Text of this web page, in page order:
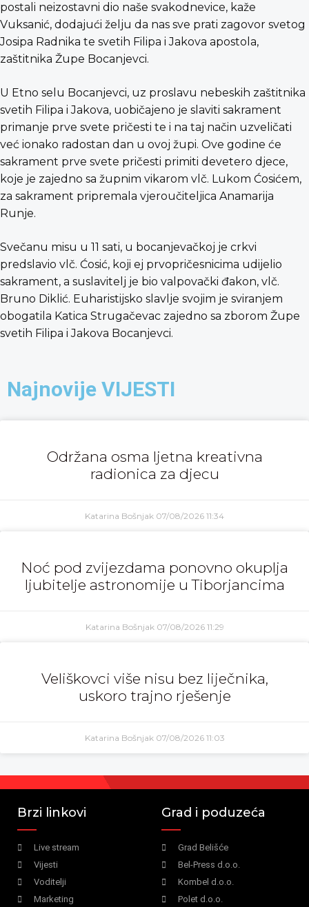
postali neizostavni dio naše svakodnevice, kaže
Vuksanić, dodajući želju da nas sve prati zagovor svetog
Josipa Radnika te svetih Filipa i Jakova apostola,
zaštitnika Župe Bocanjevci.
U Etno selu Bocanjevci, uz proslavu nebeskih zaštitnika
svetih Filipa i Jakova, uobičajeno je slaviti sakrament
primanje prve svete pričesti te i na taj način uzveličati
već ionako radostan dan u ovoj župi. Ove godine će
sakrament prve svete pričesti primiti devetero djece,
koje je zajedno sa župnim vikarom vlč. Lukom Ćosićem,
za sakrament pripremala vjeroučiteljica Anamarija
Runje.
Svečanu misu u 11 sati, u bocanjevačkoj je crkvi
predslavio vlč. Ćosić, koji ej prvopričesnicima udijelio
sakrament, a suslavitelj je bio valpovački đakon, vlč.
Bruno Diklić. Euharistijsko slavlje svojim je sviranjem
obogatila Katica Strugačevac zajedno sa zborom Župe
svetih Filipa i Jakova Bocanjevci.
Najnovije VIJESTI
Održana osma ljetna kreativna
radionica za djecu
Katarina Bošnjak 07/08/2026 11:34
Noć pod zvijezdama ponovno okuplja
ljubitelje astronomije u Tiborjancima
Katarina Bošnjak 07/08/2026 11:29
Veliškovci više nisu bez liječnika,
uskoro trajno rješenje
Katarina Bošnjak 07/08/2026 11:03
Brzi linkovi
Live stream
Vijesti
Voditelji
Marketing
Grad i poduzeća
Grad Belišće
Bel-Press d.o.o.
Kombel d.o.o.
Polet d.o.o.